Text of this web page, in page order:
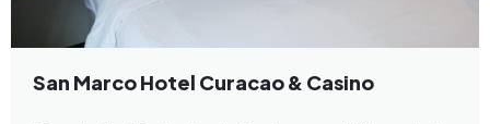
San Marco Hotel Curacao & Casino